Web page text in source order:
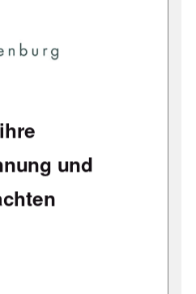
und